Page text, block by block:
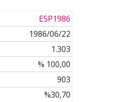
ESP1986
1986/06/22
1.303
% 100,00
903
%30,70